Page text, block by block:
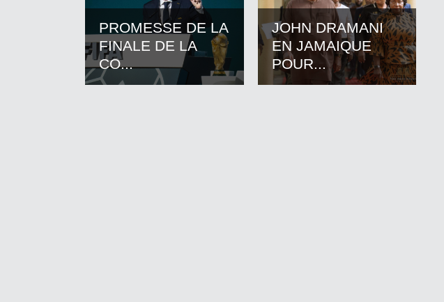
PROMESSE DE LA
FINALE DE LA
CO...
JOHN DRAMANI
EN JAMAIQUE
POUR...